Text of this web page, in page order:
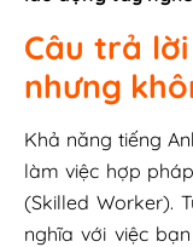
Câu trả
nhưng
Khả năng tiếng
làm việc hợp
(Skilled Worker).
nghĩa với việc